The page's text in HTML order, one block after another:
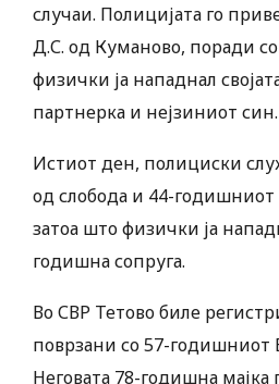
случаи. Полицијата го
Д.С. од Куманово, поради
физички ја нападнал
партнерка и нејзиниот син.
Истиот ден, полициски
од слобода и 44-
затоа што физички ја
годишна сопруга.
Во СВР Тетово биле
поврзани со 57-годишниот
Неговата 78-годишна мајка